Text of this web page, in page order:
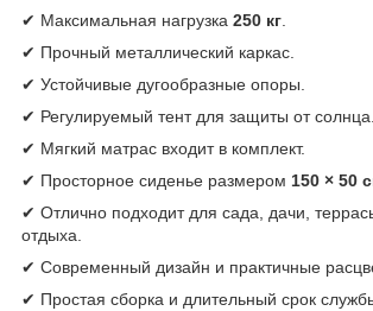
✔ Максимальная нагрузка 250 кг.
✔ Прочный металлический каркас.
✔ Устойчивые дугообразные опоры.
✔ Регулируемый тент для защиты от солнца.
✔ Мягкий матрас входит в комплект.
✔ Просторное сиденье размером 150 × 50
✔ Отлично подходит для сада, дачи,
отдыха.
✔ Современный дизайн и практичные
✔ Простая сборка и длительный срок